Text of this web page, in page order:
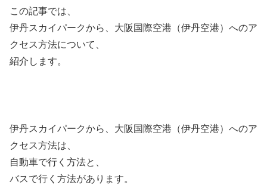
この記事では、
伊丹スカイパークから、大阪国際空港（伊丹空港）へのア
クセス方法について、
紹介します。
伊丹スカイパークから、大阪国際空港（伊丹空港）へのア
クセス方法は、
自動車で行く方法と、
バスで行く方法があります。